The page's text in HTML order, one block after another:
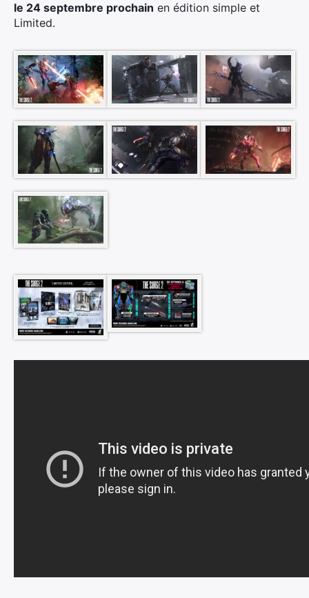
le 24 septembre prochain en édition simple et
Limited.